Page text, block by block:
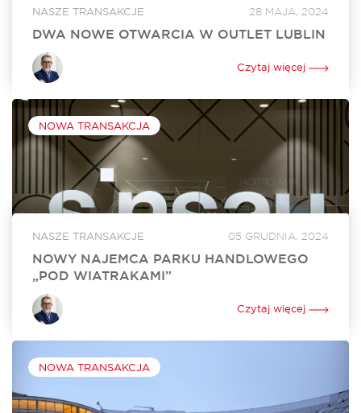
NASZE TRANSAKCJE 28 MAJA, 2024
DWA NOWE OTWARCIA W OUTLET LUBLIN
W czerwcu w Outlet Lublin otworzą się dwa nowe lokale. Na
powiększenie swojego dotychczasowego sklepu o ponad
250 mkw. zdecydował się Ochnik. Nowy lokal o powierzchni
Czytaj więcej
NOWA TRANSAKCJA
NASZE TRANSAKCJE 05 GRUDNIA, 2024
NOWY NAJEMCA PARKU HANDLOWEGO
„POD WIATRAKAMI”
Sinsay, marka z portfolio Grupy LPP, wynajęła 860 mkw.
powierzchni w Parku Handlowym „Pod Wiatrakami” koło
Słupska. Otwarcie sklepu jest zaplanowane na kwiecień 2024
Czytaj więcej
NOWA TRANSAKCJA